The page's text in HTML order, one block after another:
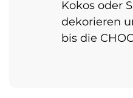
Kokos oder
dekorieren
bis die